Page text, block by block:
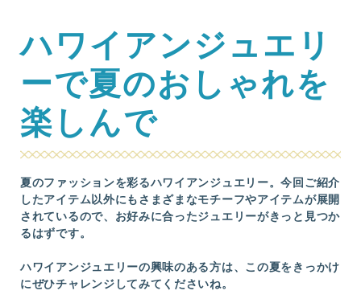
ハワイアンジュエリ
ーで夏のおしゃれを
楽しんで
夏のファッションを彩るハワイアンジュエリー。今回ご紹介
したアイテム以外にもさまざまなモチーフやアイテムが展開
されているので、お好みに合ったジュエリーがきっと見つか
るはずです。
ハワイアンジュエリーの興味のある方は、この夏をきっかけ
にぜひチャレンジしてみてくださいね。